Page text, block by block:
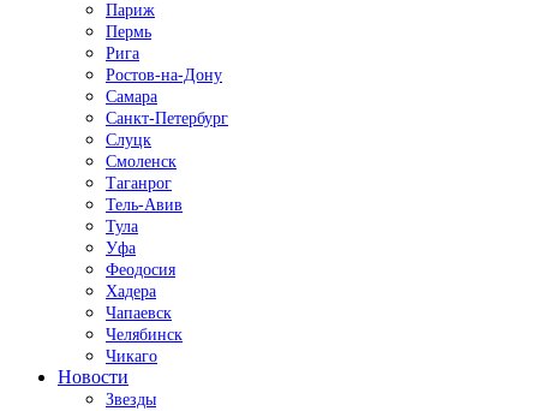
Париж
Пермь
Рига
Ростов-на-Дону
Самара
Санкт-Петербург
Слуцк
Смоленск
Таганрог
Тель-Авив
Тула
Уфа
Феодосия
Хадера
Чапаевск
Челябинск
Чикаго
Новости
Звезды